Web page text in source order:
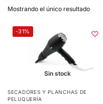
Mostrando el único resultado
-31%
Sin stock
SECADORES Y PLANCHAS DE
PELUQUERÍA